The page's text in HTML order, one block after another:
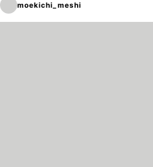
moekichi_meshi